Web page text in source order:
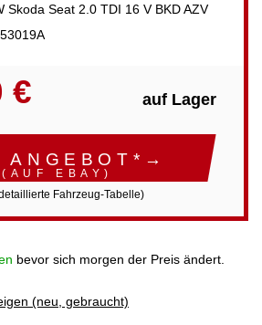
Skoda Seat 2.0 TDI 16 V BKD AZV
€ auf Lager
ANGEBOT*→
(AUF EBAY)
Fahrzeug-Tabelle)
bevor sich morgen der Preis ändert.
(neu, gebraucht)